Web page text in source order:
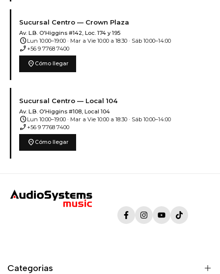
Sucursal Centro — Crown Plaza
Av. L.B. O'Higgins #142, Loc. 174 y 195
scheduleLun 10:00–19:00 · Mar a Vie 10:00 a 18:30 · Sáb 10:00–14:00
phone_enabled +56 9 7768 7400
location_on Cómo llegar
Sucursal Centro — Local 104
Av. L.B. O'Higgins #108, Local 104
scheduleLun 10:00–19:00 · Mar a Vie 10:00 a 18:30 · Sáb 10:00–14:00
phone_enabled +56 9 7768 7400
location_on Cómo llegar
FacebookInstagramYouTubeTikTok
Categorias